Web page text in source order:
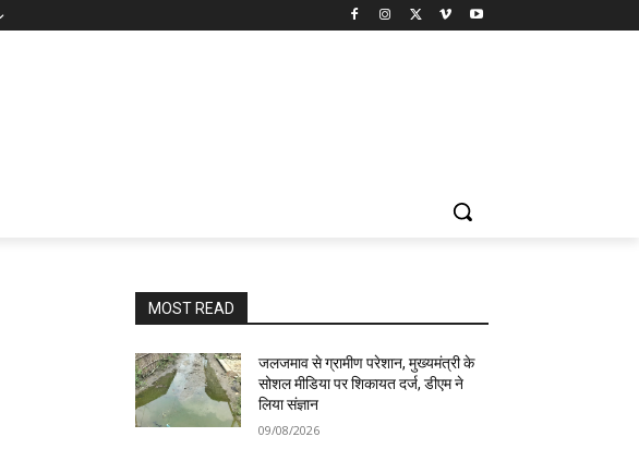
MOST READ
जलजमाव से ग्रामीण परेशान, मुख्यमंत्री के
सोशल मीडिया पर शिकायत दर्ज, डीएम ने
लिया संज्ञान
09/08/2026